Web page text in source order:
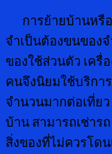
การย้ายบ้านหรื
จำเป็นต้องขนของ
ของใช้ส่วนตัว เครื่
คนจึงนิยมใช้บริกา
จำนวนมากต่อเที่ย
บ้าน สามารถเช่าร
สิ่งของที่ไม่ควรโด